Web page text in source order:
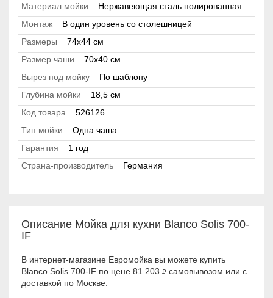
Материал мойки
Нержавеющая сталь полированная
Монтаж
В один уровень со столешницей
Размеры
74x44 см
Размер чаши
70x40 см
Вырез под мойку
По шаблону
Глубина мойки
18,5 см
Код товара
526126
Тип мойки
Одна чаша
Гарантия
1 год
Страна-производитель
Германия
Описание Мойка для кухни Blanco Solis 700-
IF
В интернет-магазине Евромойка вы можете купить
Blanco Solis 700-IF по цене 81 203 ₽ самовывозом или с
доставкой по Москве.